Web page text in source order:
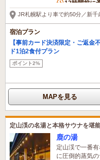
12時間前に
JR札幌駅より車で約50分／新千
宿泊プラン
【事前カード決済限定・ご返金
ド1泊2食付プラン
ポイント2%
MAPを見る
定山渓の名湯と本格サウナを堪
鹿の湯
定山渓で一番
に圧倒的蒸気